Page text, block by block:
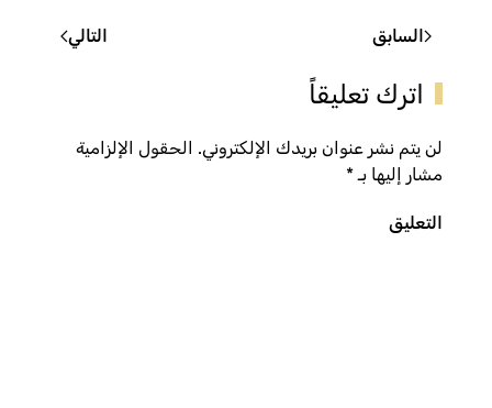
السابق التالي
اترك تعليقاً
لن يتم نشر عنوان بريدك الإلكتروني. الحقول الإلزامية
مشار إليها بـ*
التعليق